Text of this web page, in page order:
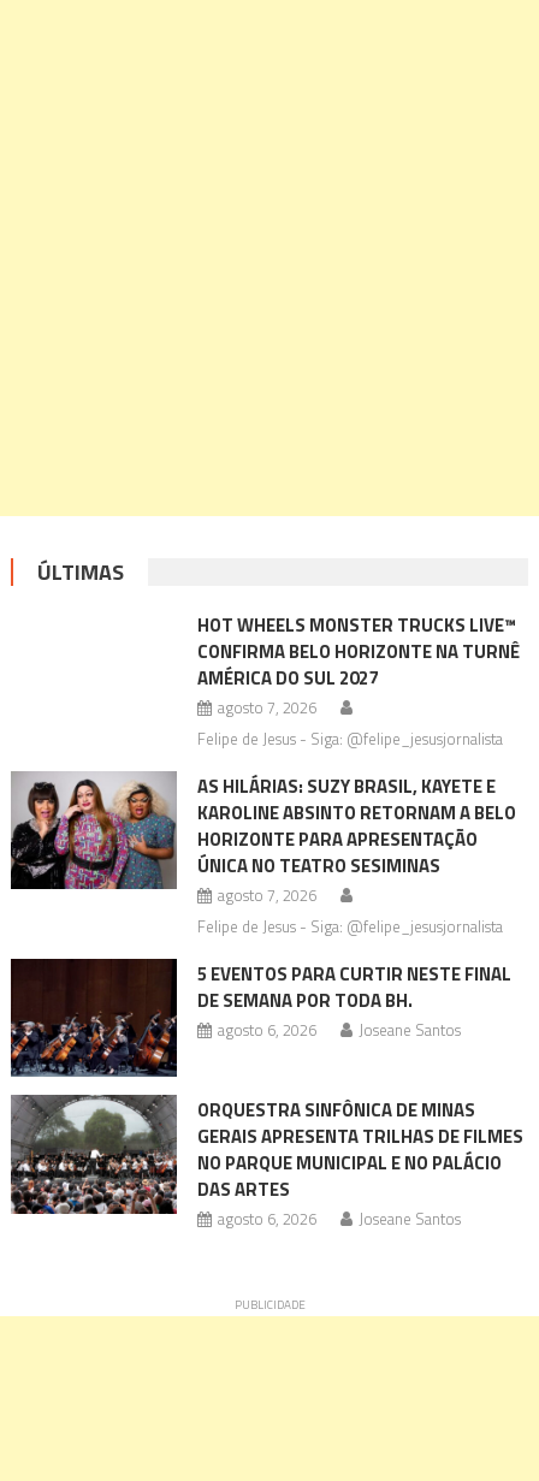
ÚLTIMAS
HOT WHEELS MONSTER TRUCKS LIVE™
CONFIRMA BELO HORIZONTE NA TURNÊ
AMÉRICA DO SUL 2027
agosto 7, 2026
Felipe de Jesus - Siga: @felipe_jesusjornalista
AS HILÁRIAS: SUZY BRASIL, KAYETE E
KAROLINE ABSINTO RETORNAM A BELO
HORIZONTE PARA APRESENTAÇÃO
ÚNICA NO TEATRO SESIMINAS
agosto 7, 2026
Felipe de Jesus - Siga: @felipe_jesusjornalista
5 EVENTOS PARA CURTIR NESTE FINAL
DE SEMANA POR TODA BH.
agosto 6, 2026 Joseane Santos
ORQUESTRA SINFÔNICA DE MINAS
GERAIS APRESENTA TRILHAS DE FILMES
NO PARQUE MUNICIPAL E NO PALÁCIO
DAS ARTES
agosto 6, 2026 Joseane Santos